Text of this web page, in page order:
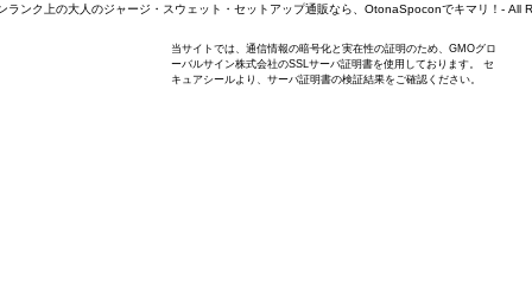
ランク上の大人のジャージ・スウェット・セットアップ通販なら、OtonaSpoconでキマリ！- All
当サイトでは、通信情報の暗号化と実在性の証明のため、GMOグロ
ーバルサイン株式会社のSSLサーバ証明書を使用しております。 セ
キュアシールより、サーバ証明書の検証結果をご確認ください。